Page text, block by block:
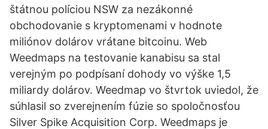
štátnou políciou NSW za nezákonné
obchodovanie s kryptomenami v hodnote
miliónov dolárov vrátane bitcoinu. Web
Weedmaps na testovanie kanabisu sa stal
verejným po podpísaní dohody vo výške 1,5
miliardy dolárov. Weedmap vo štvrtok uviedol, že
súhlasil so zverejnením fúzie so spoločnosťou
Silver Spike Acquisition Corp. Weedmaps je